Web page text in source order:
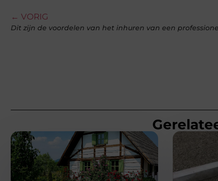
← VORIG
Dit zijn de voordelen van het inhuren van een